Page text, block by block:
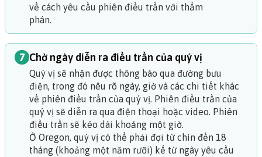
về cách yêu cầu phiên điều trần với thẩm
phán.
7 Chờ ngày diễn ra điều trần của quý vị
Quý vị sẽ nhận được thông báo qua đường bưu
điện, trong đó nêu rõ ngày, giờ và các chi tiết khác
về phiên điều trần của quý vị. Phiên điều trần của
quý vị sẽ diễn ra qua điện thoại hoặc video. Phiên
điều trần sẽ kéo dài khoảng một giờ.
Ở Oregon, quý vị có thể phải đợi từ chín đến 18
tháng (khoảng một năm rưỡi) kể từ ngày yêu cầu